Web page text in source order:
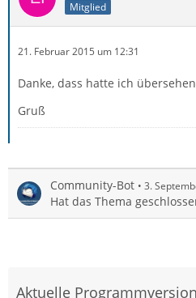
Mitglied
21. Februar 2015 um 12:31
Danke, dass hatte ich
Gruß
Community-Bot 3.
Hat das Thema
Aktuelle Programmversion